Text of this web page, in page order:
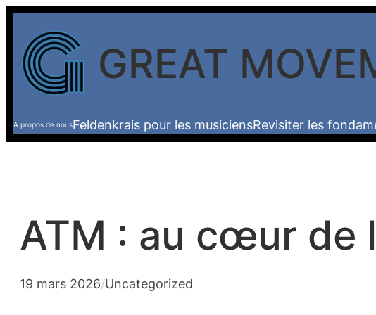
Aller
contenu
GREAT
A propos de nousFeldenkrais pour les musiciensRevisiter les
ATM : au cœur de
19 mars 2026/Uncategorized